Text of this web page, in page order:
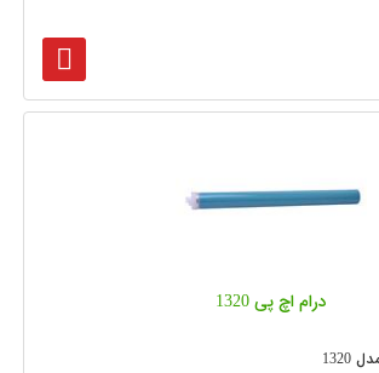
درام اچ پی 1320